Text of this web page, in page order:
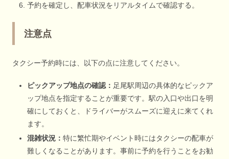
予約を確定し、配車状況をリアルタイムで確認する。
注意点
タクシー予約時には、以下の点に注意してください。
ピックアップ地点の確認： 足尾駅周辺の具体的なピックア
ップ地点を指定することが重要です。駅の入口や出口を明
確にしておくと、ドライバーがスムーズに迎えに来てくれ
ます。
混雑状況： 特に繁忙期やイベント時にはタクシーの配車が
難しくなることがあります。事前に予約を行うことをお勧